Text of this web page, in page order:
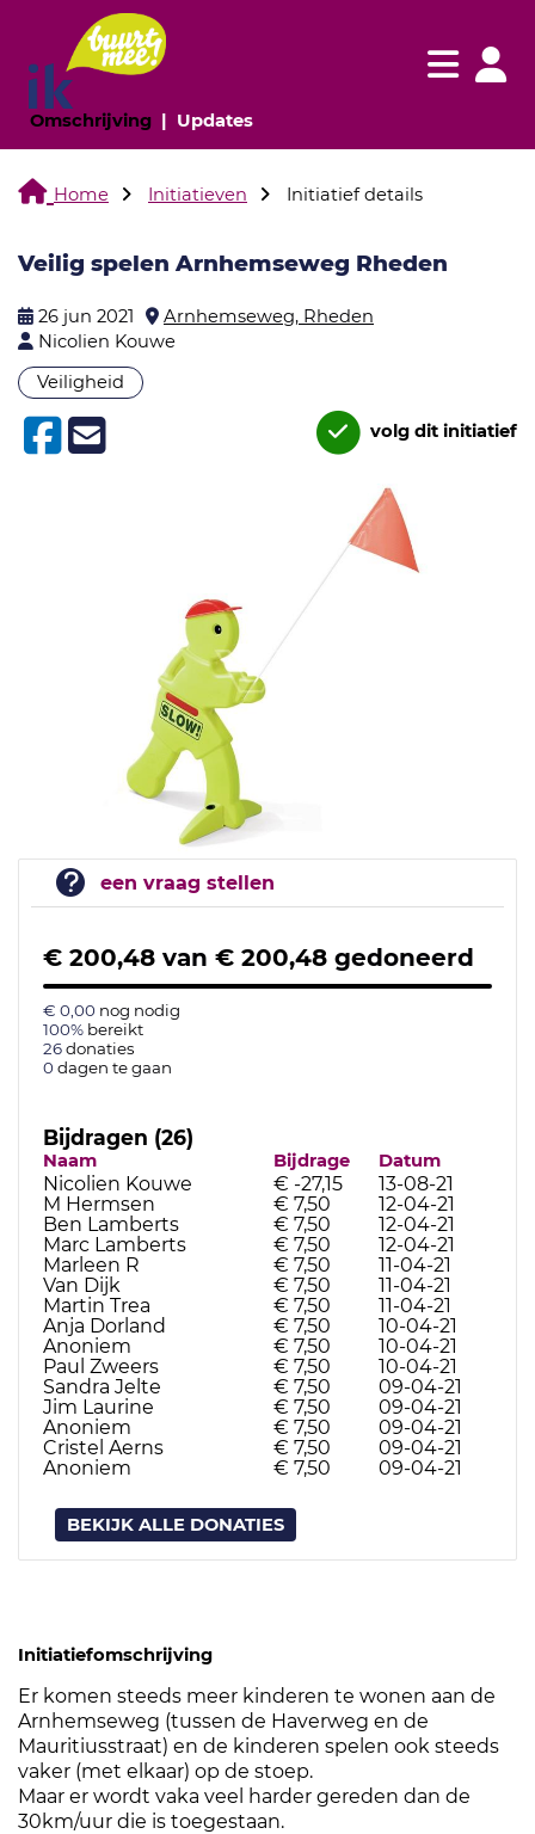
Omschrijving(huidige pagina)
Updates(huidige pagina)
Navigatie
Home Initiatieven Initiatief details
Veilig spelen Arnhemseweg Rheden
26 jun 2021
Arnhemseweg, Rheden
Nicolien Kouwe
Veiligheid
volg dit initiatief
een vraag stellen
€ 200,48 van € 200,48 gedoneerd
€ 0,00 nog nodig
100% bereikt
26donaties
0dagen te gaan
Bijdragen (26)
Naam Bijdrage Datum
Nicolien Kouwe € -27,15
13-08-21
M Hermsen
€ 7,50
12-04-21
Ben Lamberts
€ 7,50
12-04-21
Marc Lamberts
€ 7,50
12-04-21
Marleen R
€ 7,50
11-04-21
Van Dijk
€ 7,50
11-04-21
Martin Trea
€ 7,50
11-04-21
Anja Dorland
€ 7,50
10-04-21
Anoniem
€ 7,50
10-04-21
Paul Zweers
€ 7,50
10-04-21
Sandra Jelte
€ 7,50
09-04-21
Jim Laurine
€ 7,50
09-04-21
Anoniem
€ 7,50
09-04-21
Cristel Aerns
€ 7,50
09-04-21
Anoniem
€ 7,50 09-04-21
BEKIJK ALLE DONATIES
Initiatiefomschrijving
Er komen steeds meer kinderen te wonen aan de
Arnhemseweg (tussen de Haverweg en de
Mauritiusstraat) en de kinderen spelen ook steeds
vaker (met elkaar) op de stoep.
Maar er wordt vaka veel harder gereden dan de
30km/uur die is toegestaan.